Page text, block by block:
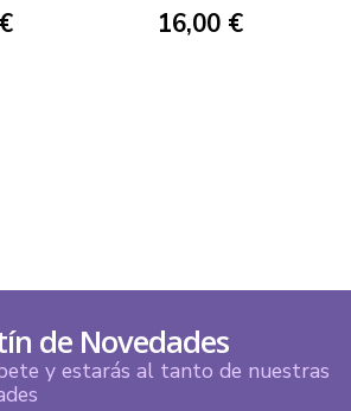
16,00 €
de Novedades
y estarás al tanto de nuestras